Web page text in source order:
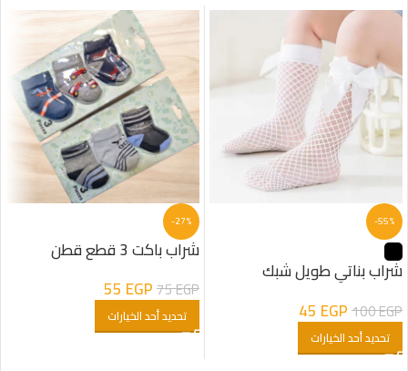
-55%
شراب بناتي طويل شبك
100EGP
45 EGP
تحديد أحد الخيارات
-27%
شراب باكت 3 قطع قطن
75EGP
55 EGP
تحديد أحد الخيارات